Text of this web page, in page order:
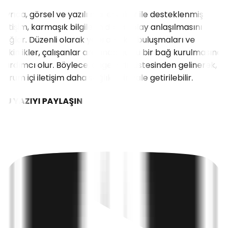
Ayrıca, görsel ve yazılı materyaller ile desteklenmiş
iletişim, karmaşık bilgilerin daha kolay anlaşılmasını
sağlar. Düzenli olarak yapılan ekip buluşmaları ve
etkinlikler, çalışanlar arasında güçlü bir bağ kurulmasına
yardımcı olur. Böylece, engellerin üstesinden gelinerek,
kurum içi iletişim daha sağlıklı bir hale getirilebilir.
BU YAZIYI PAYLAŞIN